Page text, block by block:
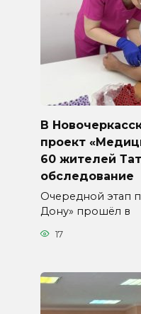
В
проект
60 жителей
обследование
Очередной этап
Дону» прошёл в
17